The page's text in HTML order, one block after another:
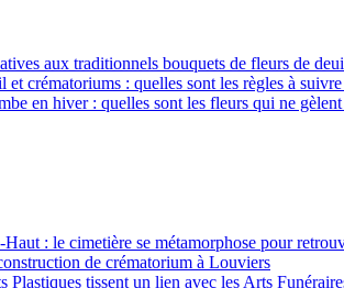
aux traditionnels bouquets de fleurs de
et crématoriums : quelles sont les règles à
en hiver : quelles sont les fleurs qui ne gèlent
Haut : le cimetière se métamorphose pour
de crématorium à Louviers
Plastiques tissent un lien avec les Arts